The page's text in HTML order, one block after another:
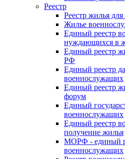
Реестр
Реестр жилья
Жилье
Единый реестр
нуждающихся в
Единый реестр
РФ
Единый реестр
военнослужащих
Единый реестр
форум
Единый
военнослужащих
Единый реестр
получение жилья
МОРФ - единый
военнослужащих